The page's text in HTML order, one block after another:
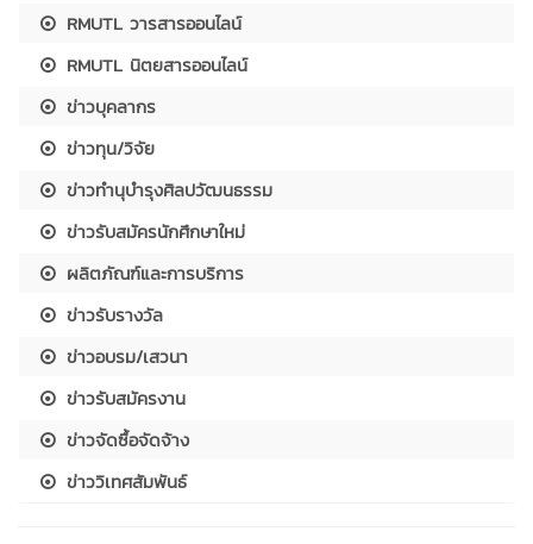
RMUTL วารสารออนไลน์
RMUTL นิตยสารออนไลน์
ข่าวบุคลากร
ข่าวทุน/วิจัย
ข่าวทำนุบำรุงศิลปวัฒนธรรม
ข่าวรับสมัครนักศึกษาใหม่
ผลิตภัณฑ์และการบริการ
ข่าวรับรางวัล
ข่าวอบรม/เสวนา
ข่าวรับสมัครงาน
ข่าวจัดซื้อจัดจ้าง
ข่าววิเทศสัมพันธ์